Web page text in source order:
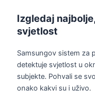
Izgledaj
svjetlost
Samsungov sistem za
detektuje svjetlost u
subjekte. Pohvali se
onako kakvi su i uživo.